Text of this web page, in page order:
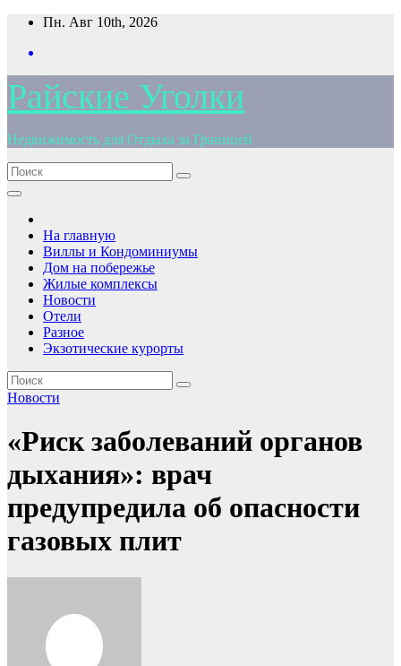
Перейти
содержимому
Пн. Авг 10th, 2026
Райские Уголки
Недвижимость для Отдыха за Границей
На главную
Виллы и Кондоминиумы
Дом на побережье
Жилые комплексы
Новости
Отели
Разное
Экзотические курорты
Новости
«Риск заболеваний органов
дыхания»: врач
предупредила об опасности
газовых плит